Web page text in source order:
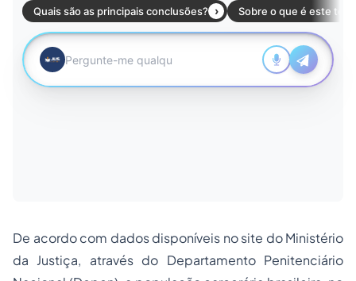
De acordo com dados disponíveis no site do Ministério
da Justiça, através do Departamento Penitenciário